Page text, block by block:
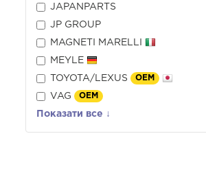
JAPANPARTS
JP GROUP
MAGNETI MARELLI
MEYLE
TOYOTA/LEXUS OEM
VAG OEM
Показати все ↓